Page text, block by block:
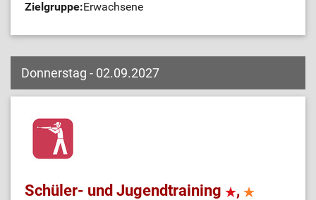
Zielgruppe:Erwachsene
Donnerstag - 02.09.2027
Schüler- und Jugendtraining ,